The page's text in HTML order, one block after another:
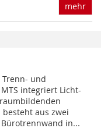
mehr
und
integriert Licht-
besteht aus zwei
in...